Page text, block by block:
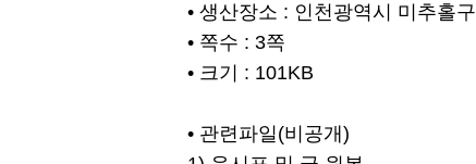
• 생산장소 : 인천광역시 미추홀구
• 쪽수 : 3쪽
• 크기 : 101KB
• 관련파일(비공개)